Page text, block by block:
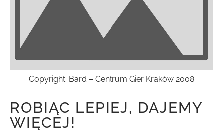
Copyright: Bard – Centrum Gier Kraków 2008
ROBIĄC LEPIEJ, DAJEMY
WIĘCEJ!